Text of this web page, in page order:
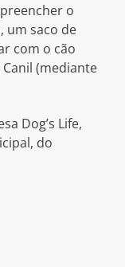
o
um saco de
com o cão
(mediante
Dog’s Life,
do